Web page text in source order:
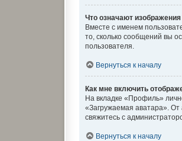
Что означают
Вместе с именем
то, сколько сообщений вы
пользователя.
Вернуться к началу
Как мне включить
На вкладке «Профиль»
«Загружаемая аватара». От
свяжитесь с
Вернуться к началу